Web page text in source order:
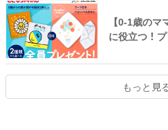
【0-1歳の
に役立つ！
もっと見